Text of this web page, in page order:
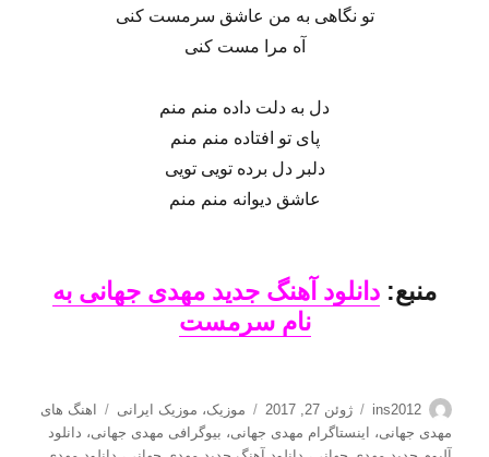
تو نگاهی به من عاشق سرمست کنی
آه مرا مست کنی
دل به دلت داده منم منم
پای تو افتاده منم منم
دلبر دل برده تویی تویی
عاشق دیوانه منم منم
منبع: دانلود آهنگ جدید مهدی جهانی به
نام سرمست
نویسنده
ins2012
ارسال
شده
ژوئن 27, 2017 دسته‌ها
موزیک، موزیک ایرانی برچسب‌ها
اهنگ های
مهدی جهانی، اینستاگرام مهدی جهانی، بیوگرافی مهدی جهانی، دانلود